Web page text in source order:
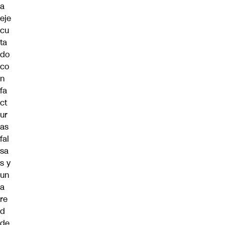
a
eje
cu
ta
do
co
n
fa
ct
ur
as
fal
sa
s y
un
a
re
d